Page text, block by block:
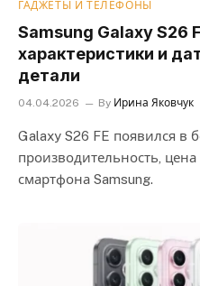
ГАДЖЕТЫ И ТЕЛЕФОНЫ
Samsung Galaxy S26
характеристики и
детали
04.04.2026 By Ирина Яковчук
Galaxy S26 FE появился в
производительность,
смартфона Samsung.